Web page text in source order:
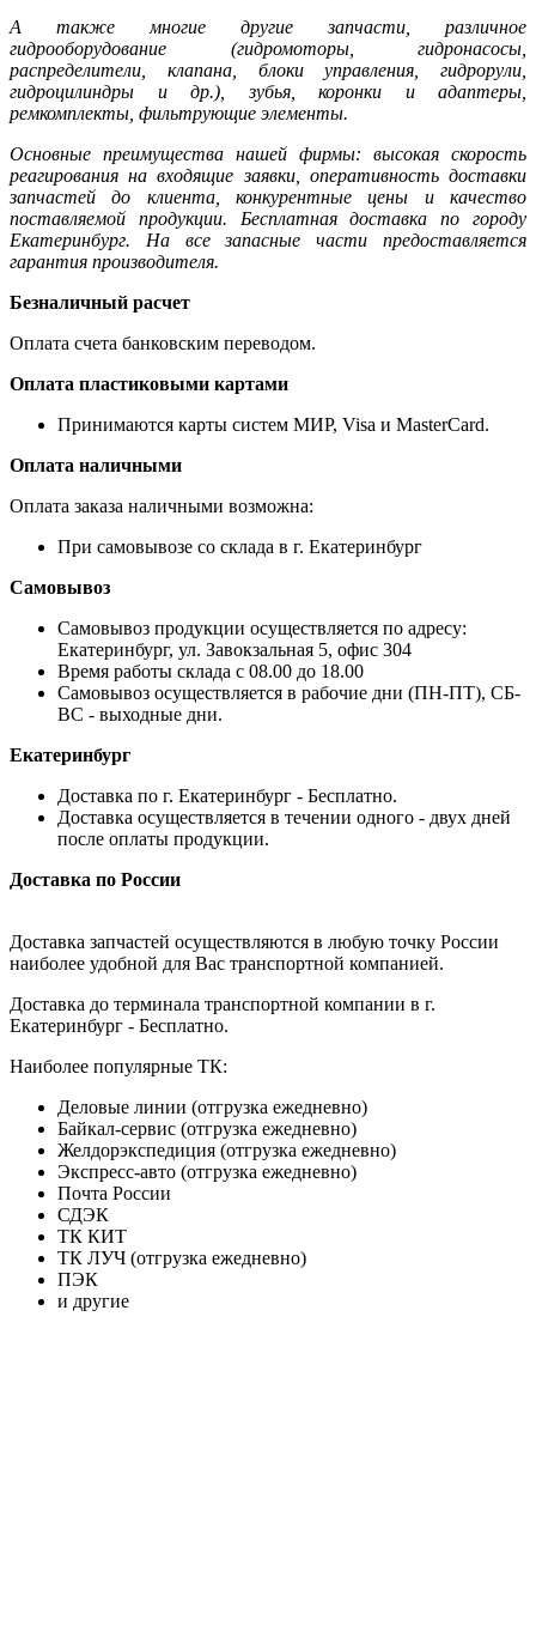
А также многие другие запчасти, различное
гидрооборудование (гидромоторы, гидронасосы,
распределители, клапана, блоки управления, гидрорули,
гидроцилиндры и др.), зубья, коронки и адаптеры,
ремкомплекты, фильтрующие элементы.
Основные преимущества нашей фирмы: высокая скорость
реагирования на входящие заявки, оперативность доставки
запчастей до клиента, конкурентные цены и качество
поставляемой продукции. Бесплатная доставка по городу
Екатеринбург. На все запасные части предоставляется
гарантия производителя.
Безналичный расчет
Оплата счета банковским переводом.
Оплата пластиковыми картами
Принимаются карты систем МИР, Visa и MasterCard.
Оплата наличными
Оплата заказа наличными возможна:
При самовывозе со склада в г. Екатеринбург
Самовывоз
Самовывоз продукции осуществляется по адресу:
Екатеринбург, ул. Завокзальная 5, офис 304
Время работы склада с 08.00 до 18.00
Самовывоз осуществляется в рабочие дни (ПН-ПТ), СБ-
ВС - выходные дни.
Екатеринбург
Доставка по г. Екатеринбург - Бесплатно.
Доставка осуществляется в течении одного - двух дней
после оплаты продукции.
Доставка по России
Доставка запчастей осуществляются в любую точку России
наиболее удобной для Вас транспортной компанией.
Доставка до терминала транспортной компании в г.
Екатеринбург - Бесплатно.
Наиболее популярные ТК:
Деловые линии (отгрузка ежедневно)
Байкал-сервис (отгрузка ежедневно)
Желдорэкспедиция (отгрузка ежедневно)
Экспресс-авто (отгрузка ежедневно)
Почта России
СДЭК
ТК КИТ
ТК ЛУЧ (отгрузка ежедневно)
ПЭК
и другие